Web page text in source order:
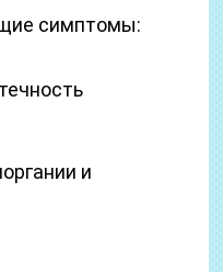
симптомы:
и